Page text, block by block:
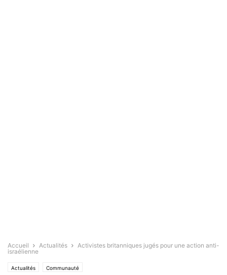
Accueil Actualités
Activistes britanniques jugés pour une action anti-
israélienne
Actualités Communauté